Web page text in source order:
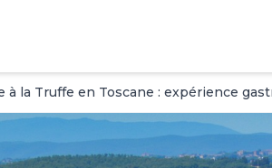
à la Truffe en Toscane : expérience